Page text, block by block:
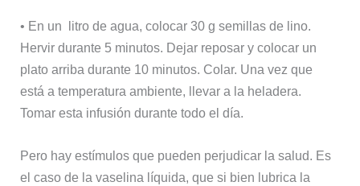
• En un litro de agua, colocar 30 g semillas de lino.
Hervir durante 5 minutos. Dejar reposar y colocar un
plato arriba durante 10 minutos. Colar. Una vez que
está a temperatura ambiente, llevar a la heladera.
Tomar esta infusión durante todo el día.
Pero hay estímulos que pueden perjudicar la salud. Es
el caso de la vaselina líquida, que si bien lubrica la